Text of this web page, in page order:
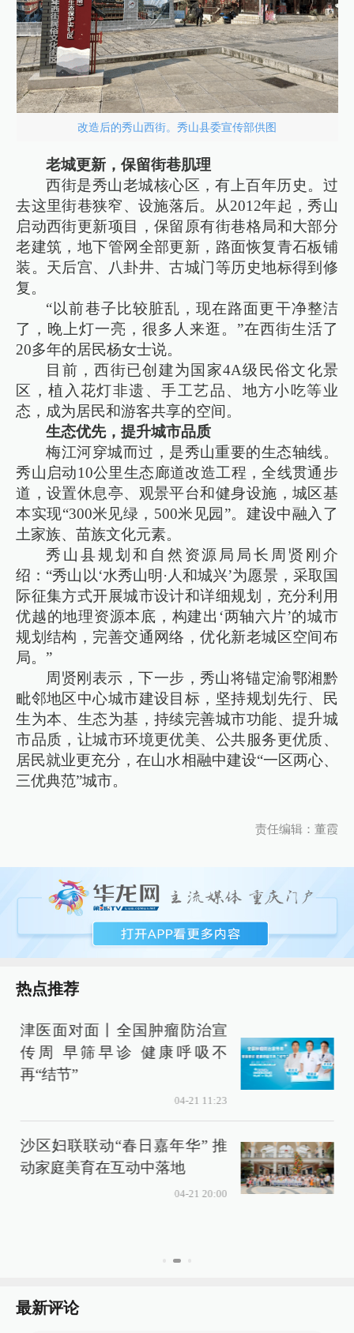
改造后的秀山西街。秀山县委宣传部供图
老城更新，保留街巷肌理
西街是秀山老城核心区，有上百年历史。过
去这里街巷狭窄、设施落后。从2012年起，秀山
启动西街更新项目，保留原有街巷格局和大部分
老建筑，地下管网全部更新，路面恢复青石板铺
装。天后宫、八卦井、古城门等历史地标得到修
复。
“以前巷子比较脏乱，现在路面更干净整洁
了，晚上灯一亮，很多人来逛。”在西街生活了
20多年的居民杨女士说。
目前，西街已创建为国家4A级民俗文化景
区，植入花灯非遗、手工艺品、地方小吃等业
态，成为居民和游客共享的空间。
生态优先，提升城市品质
梅江河穿城而过，是秀山重要的生态轴线。
秀山启动10公里生态廊道改造工程，全线贯通步
道，设置休息亭、观景平台和健身设施，城区基
本实现“300米见绿，500米见园”。建设中融入了
土家族、苗族文化元素。
秀山县规划和自然资源局局长周贤刚介
绍：“秀山以‘水秀山明·人和城兴’为愿景，采取国
际征集方式开展城市设计和详细规划，充分利用
优越的地理资源本底，构建出‘两轴六片’的城市
规划结构，完善交通网络，优化新老城区空间布
局。”
周贤刚表示，下一步，秀山将锚定渝鄂湘黔
毗邻地区中心城市建设目标，坚持规划先行、民
生为本、生态为基，持续完善城市功能、提升城
市品质，让城市环境更优美、公共服务更优质、
居民就业更充分，在山水相融中建设“一区两心、
三优典范”城市。
责任编辑：董霞
热点推荐
津医面对面丨全国肿瘤防治宣
传周 早筛早诊 健康呼吸不
再“结节”
04-21 11:23
沙区妇联联动“春日嘉年华” 推
动家庭美育在互动中落地
04-21 20:00
最新评论